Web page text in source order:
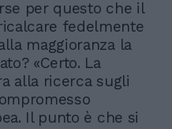
per questo che il
fedelmente
maggioranza la
«Certo. La
alla ricerca sugli
Il punto è che si